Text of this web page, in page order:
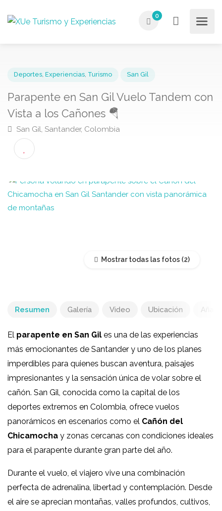
0
Parapente en San Gil Vuelo Tandem
Vista a los Cañones 🪂
San Gil, Santander, Colombia
Mostrar todas las fotos
Resumen Galería Video Ubicación
El parapente en San Gil es una de las experiencias
más emocionantes de Santander y uno de los planes
imperdibles para quienes buscan aventura, paisajes
impresionantes y la sensación única de volar sobre el
cañón. San Gil, conocida como la capital de los
deportes extremos en Colombia, ofrece vuelos
panorámicos en escenarios como el Cañón del
Chicamocha y zonas cercanas con condiciones ideales
para el parapente durante gran parte del año.
Durante el vuelo, el viajero vive una combinación
perfecta de adrenalina, libertad y contemplación. Desde
el aire se aprecian montañas, valles profundos, cultivos,